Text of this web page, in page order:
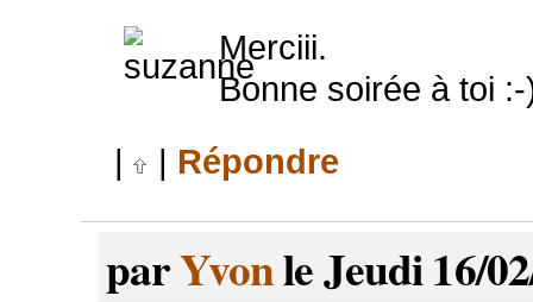
Merciii.
Bonne soirée à toi :-
|
| Répondre
parYvonle Jeudi 16/